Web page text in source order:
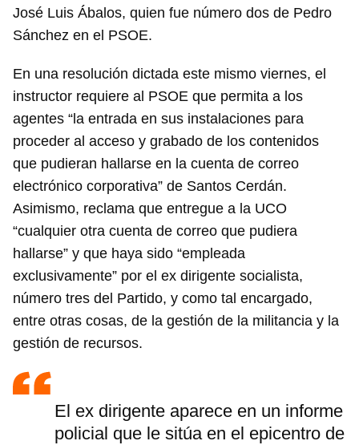
José Luis Ábalos, quien fue número dos de Pedro
Sánchez en el PSOE.
En una resolución dictada este mismo viernes, el
instructor requiere al PSOE que permita a los
agentes “la entrada en sus instalaciones para
proceder al acceso y grabado de los contenidos
que pudieran hallarse en la cuenta de correo
electrónico corporativa” de Santos Cerdán.
Asimismo, reclama que entregue a la UCO
“cualquier otra cuenta de correo que pudiera
hallarse” y que haya sido “empleada
exclusivamente” por el ex dirigente socialista,
número tres del Partido, y como tal encargado,
entre otras cosas, de la gestión de la militancia y la
gestión de recursos.
El ex dirigente aparece en un informe
policial que le sitúa en el epicentro de